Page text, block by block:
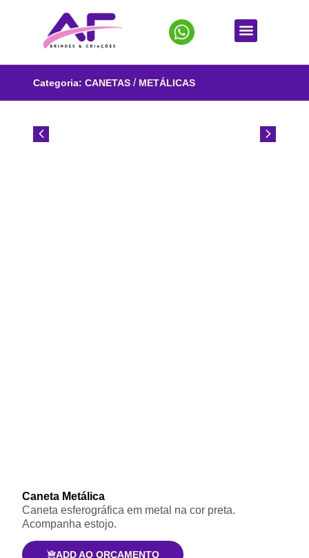
Categoria: CANETAS / METÁLICAS
Caneta Metálica
Caneta esferográfica em metal na cor preta.
Acompanha estojo.
ADD AO ORÇAMENTO